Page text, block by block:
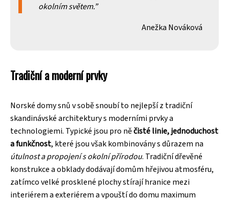
okolním světem.
Anežka Nováková
Tradiční a moderní prvky
Norské domy snů v sobě snoubí to nejlepší z tradiční
skandinávské architektury s moderními prvky a
technologiemi. Typické jsou pro něčisté linie, jednoduchost
a funkčnost, které jsou však kombinovány s důrazem na
útulnost a propojení s okolní přírodou. Tradiční dřevěné
konstrukce a obklady dodávají domům hřejivou atmosféru,
zatímco velké prosklené plochy stírají hranice mezi
interiérem a exteriérem a vpouští do domu maximum